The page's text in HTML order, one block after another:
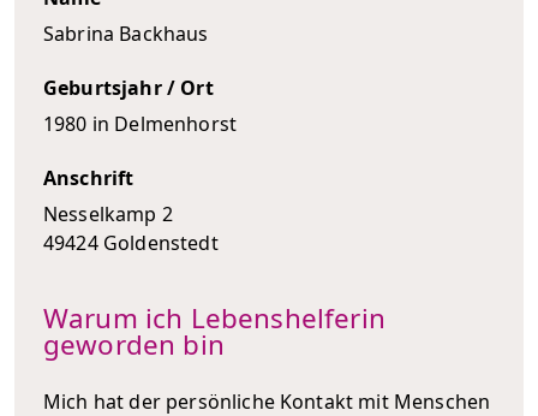
Sabrina Backhaus
Geburtsjahr / Ort
1980 in Delmenhorst
Anschrift
Nesselkamp 2
49424 Goldenstedt
Warum ich Lebenshelferin
geworden bin
Mich hat der persönliche Kontakt mit Menschen